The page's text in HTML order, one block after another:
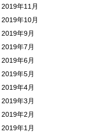
2019年11月
2019年10月
2019年9月
2019年7月
2019年6月
2019年5月
2019年4月
2019年3月
2019年2月
2019年1月